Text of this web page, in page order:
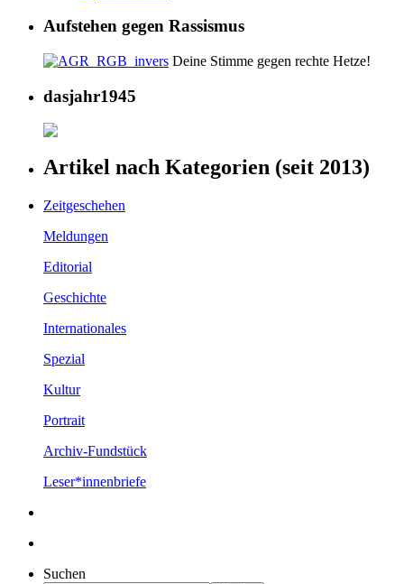
Aufstehen gegen Rassismus
Deine Stimme gegen rechte Hetze!
dasjahr1945
Artikel nach Kategorien (seit 2013)
Zeitgeschehen
Meldungen
Editorial
Geschichte
Internationales
Spezial
Kultur
Portrait
Archiv-Fundstück
Leser*innenbriefe
Suchen